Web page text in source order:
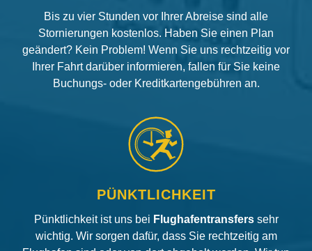
Bis zu vier Stunden vor Ihrer Abreise sind alle
Stornierungen kostenlos. Haben Sie einen Plan
geändert? Kein Problem! Wenn Sie uns rechtzeitig vor
Ihrer Fahrt darüber informieren, fallen für Sie keine
Buchungs- oder Kreditkartengebühren an.
PÜNKTLICHKEIT
Pünktlichkeit ist uns bei Flughafentransfers sehr
wichtig. Wir sorgen dafür, dass Sie rechtzeitig am